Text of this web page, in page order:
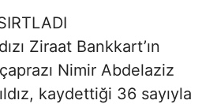
Ziraat Bankkart’ın
Nimir Abdelaziz
kaydettiği 36 sayıyla